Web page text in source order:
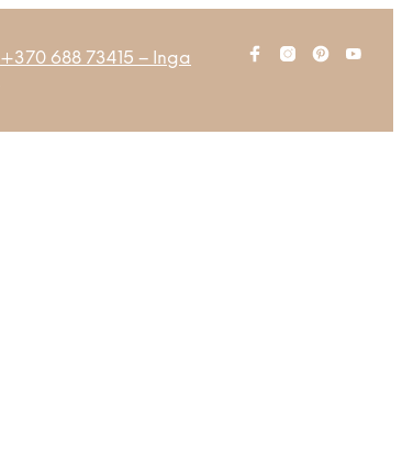
+370 688 73415 – Inga